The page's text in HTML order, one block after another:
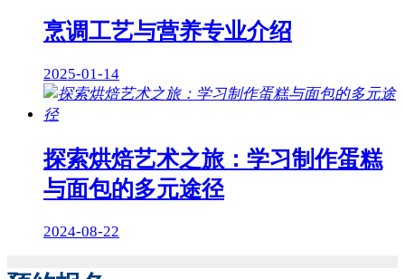
烹调工艺与营养专业介绍
2025-01-14
探索烘焙艺术之旅：学习制作蛋糕
与面包的多元途径
2024-08-22